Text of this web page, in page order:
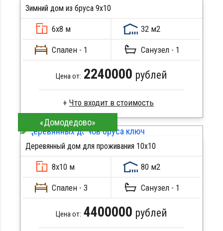
Стропила, балки 50х200 мм
Метизы, саморезы, гвозди
Сборка на березовые нагеля, джут
Металлические сваи 108 диаметр
ПОДРОБНЕЕ
Зимний дом из бруса 9х10
6х8 м 32 м2
Спален - 1 Санузел - 1
Цена от: 2240000 рублей
Профилированный брус
Стропила, балки 50х200 мм
Кровля металлочерепица
Метизы, саморезы, гвозди
Сборка на березовые нагеля, джут
Металлические сваи 108 диаметр
ПОДРОБНЕЕ
«Домодедово»
Деревянный дом для проживания 10x10
8х10 м 80 м2
Спален - 3 Санузел - 1
Цена от: 4400000 рублей